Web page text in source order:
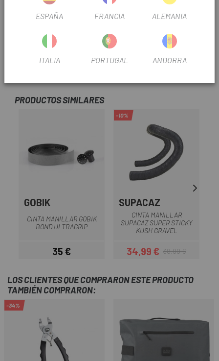
abrazaderas y tapones roscados.
Longitud: 91 pulgadas / 231 cm.
PRODUCTOS SIMILARES
GOBIK
CINTA MANILLAR GOBIK
BOND ULTRAGRIP
Precio
35 €
-10%
SUPACAZ
CINTA MANILLAR
SUPACAZ SUPER STICKY
KUSH GRAVEL
Precio
34,99 €Precio regular
38,90 €
LOS CLIENTES QUE COMPRARON ESTE PRODUCTO
TAMBIÉN COMPRARON:
-34%
ESPAÑA FRANCIA ALEMANIA
ITALIA PORTUGAL ANDORRA